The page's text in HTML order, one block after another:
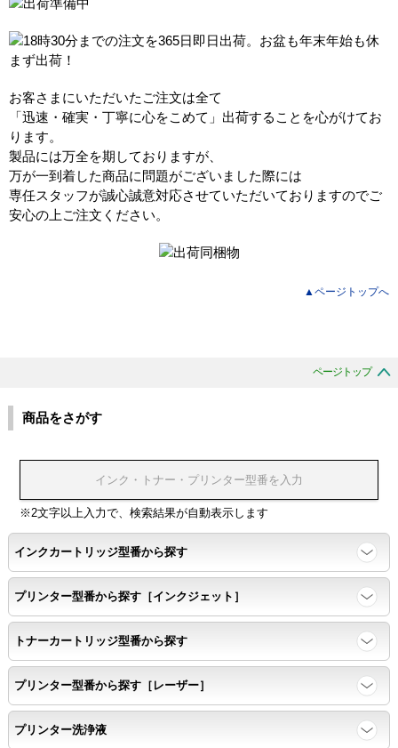
お客さまにいただいたご注文は全て
「迅速・確実・丁寧に心をこめて」出荷することを心がけてお
ります。
製品には万全を期しておりますが、
万が一到着した商品に問題がございました際には
専任スタッフが誠心誠意対応させていただいておりますのでご
安心の上ご注文ください。
▲ページトップへ
ページトップ
商品をさがす
※2文字以上入力で、検索結果が自動表示します
インクカートリッジ型番から探す
プリンター型番から探す［インクジェット］
トナーカートリッジ型番から探す
プリンター型番から探す［レーザー］
プリンター洗浄液